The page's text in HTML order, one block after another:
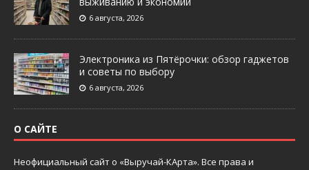
6 августа, 2026
Электроника из Пятёрочки: обзор гаджетов
и советы по выбору
6 августа, 2026
О САЙТЕ
Неофициальный сайт о «Выручай-КАрта». Все права и